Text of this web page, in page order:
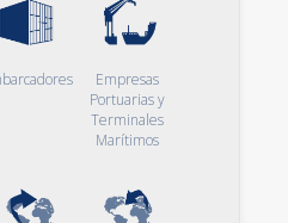
Empresas
Portuarias y
Terminales
Marítimos